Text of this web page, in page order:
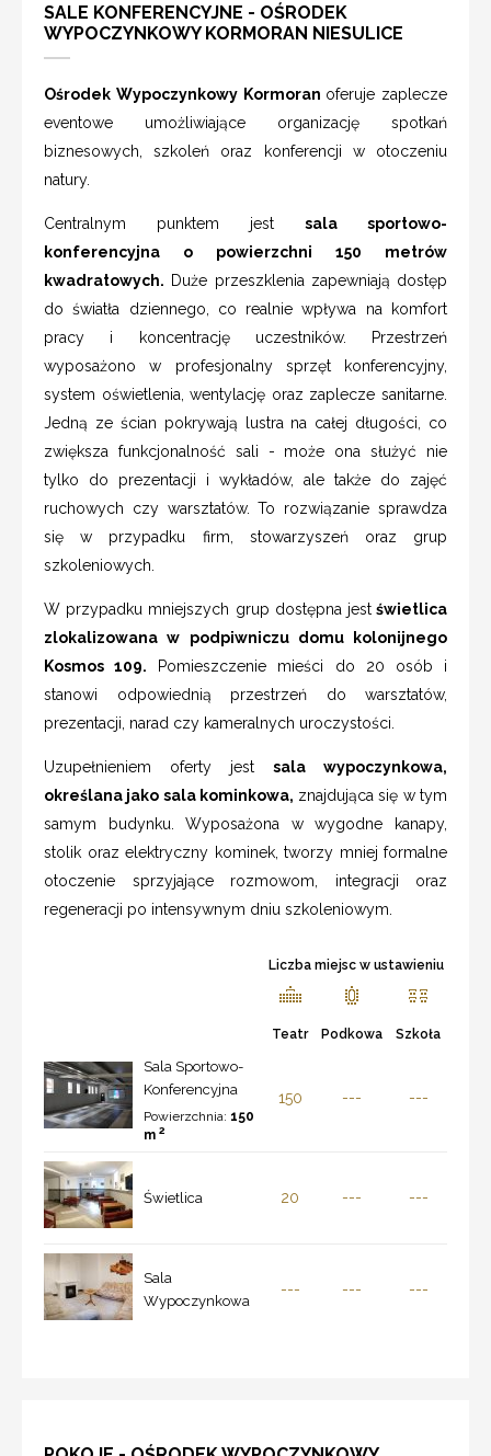
SALE KONFERENCYJNE - OŚRODEK
WYPOCZYNKOWY KORMORAN NIESULICE
Ośrodek Wypoczynkowy Kormoran oferuje zaplecze
eventowe umożliwiające organizację spotkań
biznesowych, szkoleń oraz konferencji w otoczeniu
natury.
Centralnym punktem jest sala sportowo-
konferencyjna o powierzchni 150 metrów
kwadratowych. Duże przeszklenia zapewniają dostęp
do światła dziennego, co realnie wpływa na komfort
pracy i koncentrację uczestników. Przestrzeń
wyposażono w profesjonalny sprzęt konferencyjny,
system oświetlenia, wentylację oraz zaplecze sanitarne.
Jedną ze ścian pokrywają lustra na całej długości, co
zwiększa funkcjonalność sali - może ona służyć nie
tylko do prezentacji i wykładów, ale także do zajęć
ruchowych czy warsztatów. To rozwiązanie sprawdza
się w przypadku firm, stowarzyszeń oraz grup
szkoleniowych.
W przypadku mniejszych grup dostępna jestświetlica
zlokalizowana w podpiwniczu domu kolonijnego
Kosmos 109. Pomieszczenie mieści do 20 osób i
stanowi odpowiednią przestrzeń do warsztatów,
prezentacji, narad czy kameralnych uroczystości.
Uzupełnieniem oferty jest sala wypoczynkowa,
określana jako sala kominkowa, znajdująca się w tym
samym budynku. Wyposażona w wygodne kanapy,
stolik oraz elektryczny kominek, tworzy mniej formalne
otoczenie sprzyjające rozmowom, integracji oraz
regeneracji po intensywnym dniu szkoleniowym.
Liczba miejsc w ustawieniu
Teatr Podkowa Szkoła
Sala Sportowo-
Konferencyjna
Powierzchnia: 150
m 2
150 --- ---
Świetlica 20 --- ---
Sala
Wypoczynkowa
--- --- ---